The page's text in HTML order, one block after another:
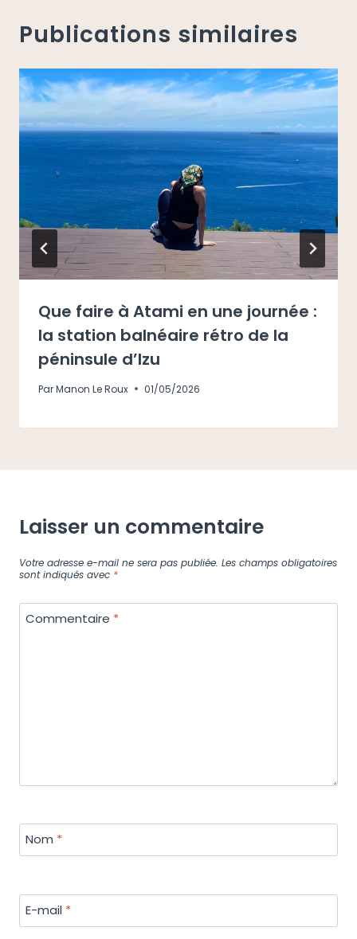
Publications similaires
Que faire à Atami en une journée :
la station balnéaire rétro de la
péninsule d’Izu
ParManon Le Roux 01/05/2026
Laisser un commentaire
Votre adresse e-mail ne sera pas publiée. Les champs obligatoires
sont indiqués avec *
Commentaire *
Nom *
E-mail *